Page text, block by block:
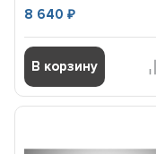
8 640₽
В корзину